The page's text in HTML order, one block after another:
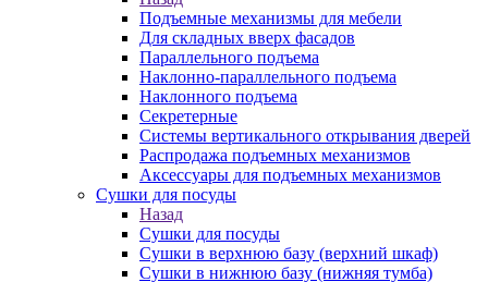
Подъемные механизмы для мебели
Для складных вверх фасадов
Параллельного подъема
Наклонно-параллельного подъема
Наклонного подъема
Секретерные
Системы вертикального открывания дверей
Распродажа подъемных механизмов
Аксессуары для подъемных механизмов
Сушки для посуды
Назад
Сушки для посуды
Сушки в верхнюю базу (верхний шкаф)
Сушки в нижнюю базу (нижняя тумба)